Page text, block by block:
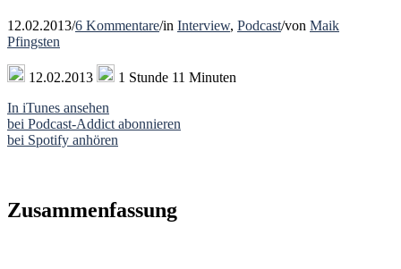
12.02.2013/6 Kommentare/in Interview, Podcast/von Maik
Pfingsten
12.02.2013
1 Stunde 11 Minuten
In iTunes ansehen
bei Podcast-Addict abonnieren
bei Spotify anhören
Zusammenfassung